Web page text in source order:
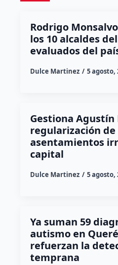
Rodrigo
los 10 alcaldes
evaluados del
Dulce Martinez 5 agosto,
Gestiona Agustín
regularización de
asentamientos
capital
Dulce Martinez 5 agosto,
Ya suman 59
autismo en
refuerzan la
temprana